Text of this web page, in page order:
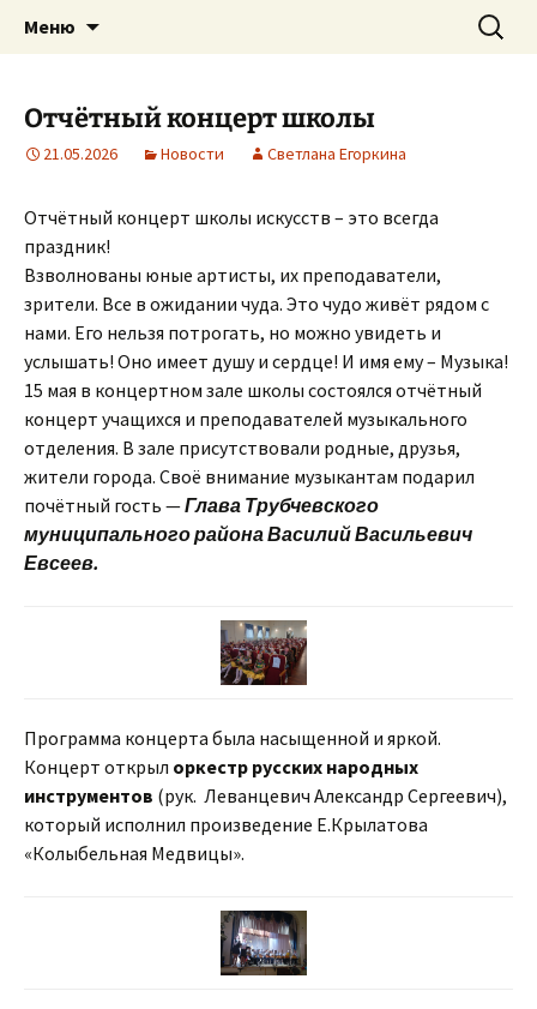
Трубчевская детская школа
искусств
им. А. Вяльцевой
Меню Найти:
Отчётный концерт школы
21.05.2026 Новости Светлана Егоркина
Отчётный концерт школы искусств – это всегда
праздник!
Взволнованы юные артисты, их преподаватели,
зрители. Все в ожидании чуда. Это чудо живёт рядом с
нами. Его нельзя потрогать, но можно увидеть и
услышать! Оно имеет душу и сердце! И имя ему – Музыка!
15 мая в концертном зале школы состоялся отчётный
концерт учащихся и преподавателей музыкального
отделения. В зале присутствовали родные, друзья,
жители города. Своё внимание музыкантам подарил
почётный гость —Глава Трубчевского
муниципального района Василий Васильевич
Евсеев.
Программа концерта была насыщенной и яркой.
Концерт открыл оркестр русских народных
инструментов (рук. Леванцевич Александр Сергеевич),
который исполнил произведение Е.Крылатова
«Колыбельная Медвицы».